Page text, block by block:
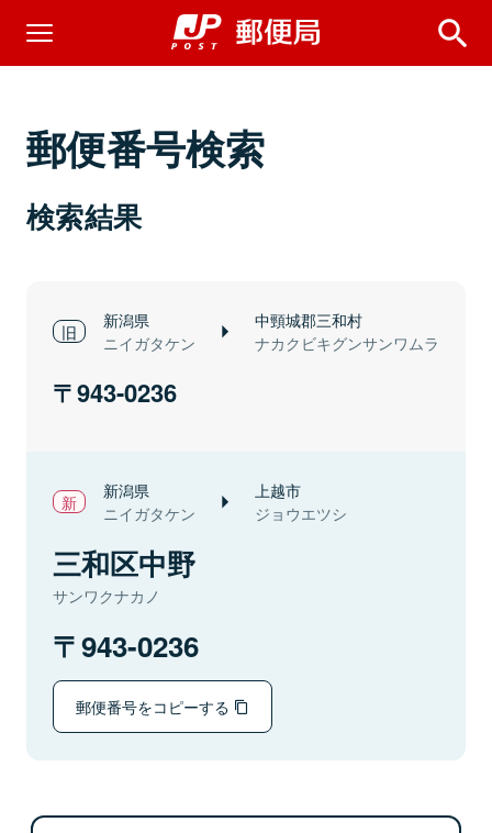
郵便番号検索
検索結果
新潟県
ニイガタケン
中頸城郡三和村
ナカクビキグンサンワムラ
943-0236
新潟県
ニイガタケン
上越市
ジョウエツシ
三和区中野
サンワクナカノ
943-0236
郵便番号をコピーする